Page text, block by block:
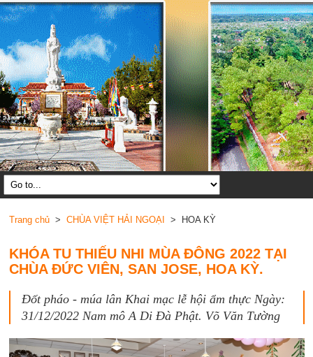
Trang chủ> CHÙA VIỆT HẢI NGOẠI > HOA KỲ
KHÓA TU THIẾU NHI MÙA ĐÔNG 2022 TẠI
CHÙA ĐỨC VIÊN, SAN JOSE, HOA KỲ.
Đốt pháo - múa lân Khai mạc lễ hội ẩm thực Ngày:
31/12/2022 Nam mô A Di Đà Phật. Võ Văn Tường